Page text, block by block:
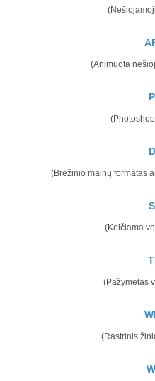
(Animuota
(Brėžinio mainų formatas
(Keičiama
(Pažymėtas
(Rastrinis